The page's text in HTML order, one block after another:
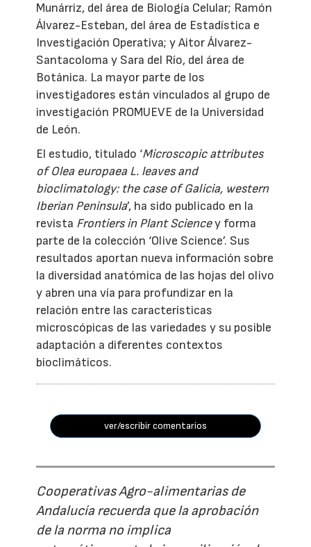
Munárriz, del área de Biología Celular; Ramón
Álvarez-Esteban, del área de Estadística e
Investigación Operativa; y Aitor Álvarez-
Santacoloma y Sara del Río, del área de
Botánica. La mayor parte de los
investigadores están vinculados al grupo de
investigación PROMUEVE de la Universidad
de León.
El estudio, titulado ‘Microscopic attributes
of Olea europaea L. leaves and
bioclimatology: the case of Galicia, western
Iberian Peninsula’, ha sido publicado en la
revista Frontiers in Plant Sciencey forma
parte de la colección ‘Olive Science’. Sus
resultados aportan nueva información sobre
la diversidad anatómica de las hojas del olivo
y abren una vía para profundizar en la
relación entre las características
microscópicas de las variedades y su posible
adaptación a diferentes contextos
bioclimáticos.
ver/escribir comentarios
Cooperativas Agro-alimentarias de
Andalucía recuerda que la aprobación
de la norma no implica